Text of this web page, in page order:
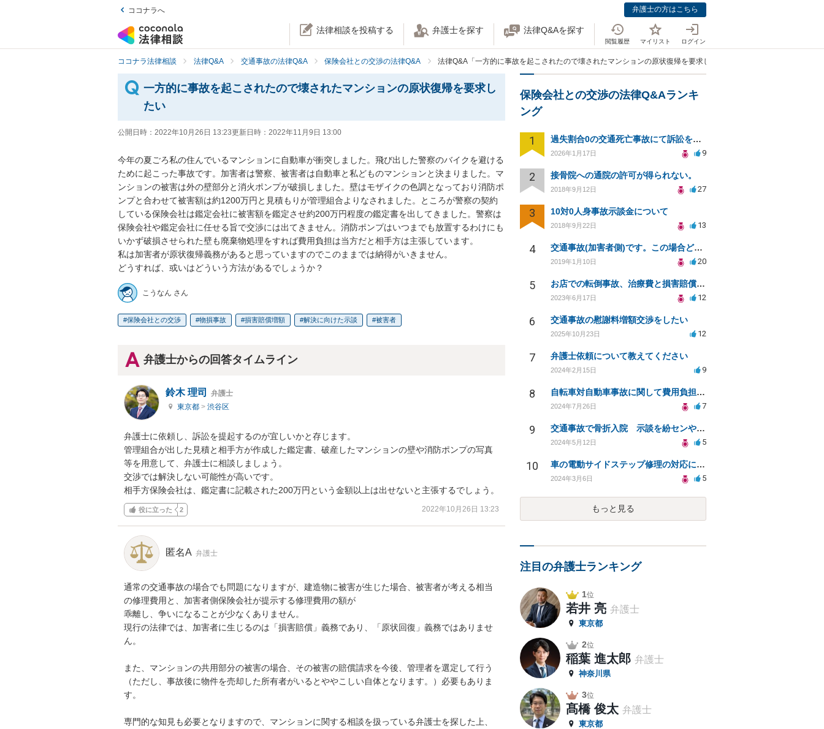
ココナラへ 弁護士の方はこちら
法律相談を投稿する 弁護士を探す 法律Q&Aを探す
閲覧履歴 マイリスト ログイン
ココナラ法律相談 法律Q&A 交通事故の法律Q&A 保険会社との交渉の法律Q&A 法律Q&A「一方的に事故を起こされたので壊されたマンションの原状復帰を要求したい」
一方的に事故を起こされたので壊されたマンションの原状復帰を要求し
たい
公開日時： 2022年10月26日 13:23更新日時： 2022年11月9日 13:00
今年の夏ごろ私の住んでいるマンションに自動車が衝突しました。飛び出した警察のバイクを避ける
ために起こった事故です。加害者は警察、被害者は自動車と私どものマンションと決まりました。マ
ンションの被害は外の壁部分と消火ポンプが破損しました。壁はモザイクの色調となっており消防ポ
ンプと合わせて被害額は約1200万円と見積もりが管理組合よりなされました。ところが警察の契約
している保険会社は鑑定会社に被害額を鑑定させ約200万円程度の鑑定書を出してきました。警察は
保険会社や鑑定会社に任せる旨で交渉には出てきません。消防ポンプはいつまでも放置するわけにも
いかず破損させられた壁も廃棄物処理をすれば費用負担は当方だと相手方は主張しています。
私は加害者が原状復帰義務があると思っていますのでこのままでは納得がいきません。
どうすれば、或いはどういう方法があるでしょうか？
こうなん さん
保険会社との交渉 物損事故 損害賠償増額 解決に向けた示談 被害者
弁護士からの回答タイムライン
鈴木 理司
弁護士
東京都 > 渋谷区
弁護士に依頼し、訴訟を提起するのが宜しいかと存じます。
管理組合が出した見積と相手方が作成した鑑定書、破産したマンションの壁や消防ポンプの写真
等を用意して、弁護士に相談しましょう。
交渉では解決しない可能性が高いです。
相手方保険会社は、鑑定書に記載された200万円という金額以上は出せないと主張するでしょう。
役に立った 2 2022年10月26日 13:23
匿名A 弁護士
通常の交通事故の場合でも問題になりますが、建造物に被害が生じた場合、被害者が考える相当
の修理費用と、加害者側保険会社が提示する修理費用の額が
乖離し、争いになることが少なくありません。
現行の法律では、加害者に生じるのは「損害賠償」義務であり、「原状回復」義務ではありませ
ん。
また、マンションの共用部分の被害の場合、その被害の賠償請求を今後、管理者を選定して行う
（ただし、事故後に物件を売却した所有者がいるとややこしい自体となります。）必要もありま
す。
専門的な知見も必要となりますので、マンションに関する相談を扱っている弁護士を探した上、
保険会社との交渉の法律Q&Aランキ
ング
1 過失割合0の交通死亡事故にて訴訟を起こすべきか
2026年1月17日 9
2 接骨院への通院の許可が得られない。
2018年9月12日 27
3 10対0人身事故示談金について
2018年9月22日 13
4 交通事故(加害者側)です。この場合どうなりますでしょうか？
2019年1月10日 20
5 お店での転倒事故、治療費と損害賠償の相談方法は？
2023年6月17日 12
6 交通事故の慰謝料増額交渉をしたい
2025年10月23日 12
7 弁護士依頼について教えてください
2024年2月15日 9
8 自転車対自動車事故に関して費用負担や保険会社とのやり取りについて
2024年7月26日 7
9 交通事故で骨折入院 示談を紛センや弁センに頼むのと弁護士に頼むのはどちらがいいのか
2024年5月12日 5
10 車の電動サイドステップ修理の対応について
2024年3月6日 5
もっと見る
注目の弁護士ランキング
1位
若井 亮 弁護士
東京都
2位
稲葉 進太郎 弁護士
神奈川県
3位
髙橋 俊太 弁護士
東京都